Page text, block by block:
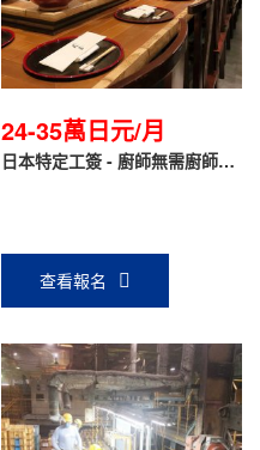
24-35萬日元/月
日本特定工簽 - 廚師無需廚師證
查看報名